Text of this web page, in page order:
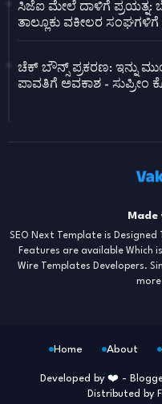
ಸಿಜೆಐ ಮೇಲೆ ದಾಳಿಗೆ ಪ್ರಯತ್ನ:
ತಾಲ್ಲೂಕು ವಕೀಲರ
ಚೆಕ್ ಬೌನ್ಸ್ ಪ್ರಕರಣ: ಇನ್ನು
ಪಾವತಿಗೆ ಅವಕಾಶ -
Made
SEO Next Template is
Features are available Which
Wire Templates Developers.
Developed by ❤️ -
Distributed by
Home About